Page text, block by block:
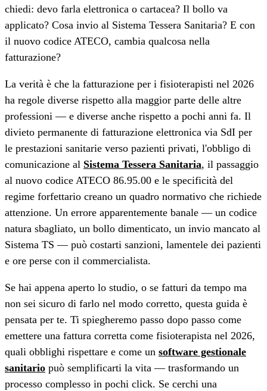
chiedi: devo farla elettronica o cartacea? Il bollo va
applicato? Cosa invio al Sistema Tessera Sanitaria? E con
il nuovo codice ATECO, cambia qualcosa nella
fatturazione?
La verità è che la fatturazione per i fisioterapisti nel 2026
ha regole diverse rispetto alla maggior parte delle altre
professioni — e diverse anche rispetto a pochi anni fa. Il
divieto permanente di fatturazione elettronica via SdI per
le prestazioni sanitarie verso pazienti privati, l'obbligo di
comunicazione al Sistema Tessera Sanitaria, il passaggio
al nuovo codice ATECO 86.95.00 e le specificità del
regime forfettario creano un quadro normativo che richiede
attenzione. Un errore apparentemente banale — un codice
natura sbagliato, un bollo dimenticato, un invio mancato al
Sistema TS — può costarti sanzioni, lamentele dei pazienti
e ore perse con il commercialista.
Se hai appena aperto lo studio, o se fatturi da tempo ma
non sei sicuro di farlo nel modo corretto, questa guida è
pensata per te. Ti spiegheremo passo dopo passo come
emettere una fattura corretta come fisioterapista nel 2026,
quali obblighi rispettare e come un software gestionale
sanitario può semplificarti la vita — trasformando un
processo complesso in pochi click. Se cerchi una